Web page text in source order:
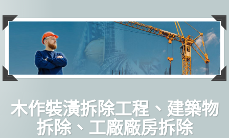
主
木作裝潢拆除工程、建築物
拆除、工廠廠房拆除